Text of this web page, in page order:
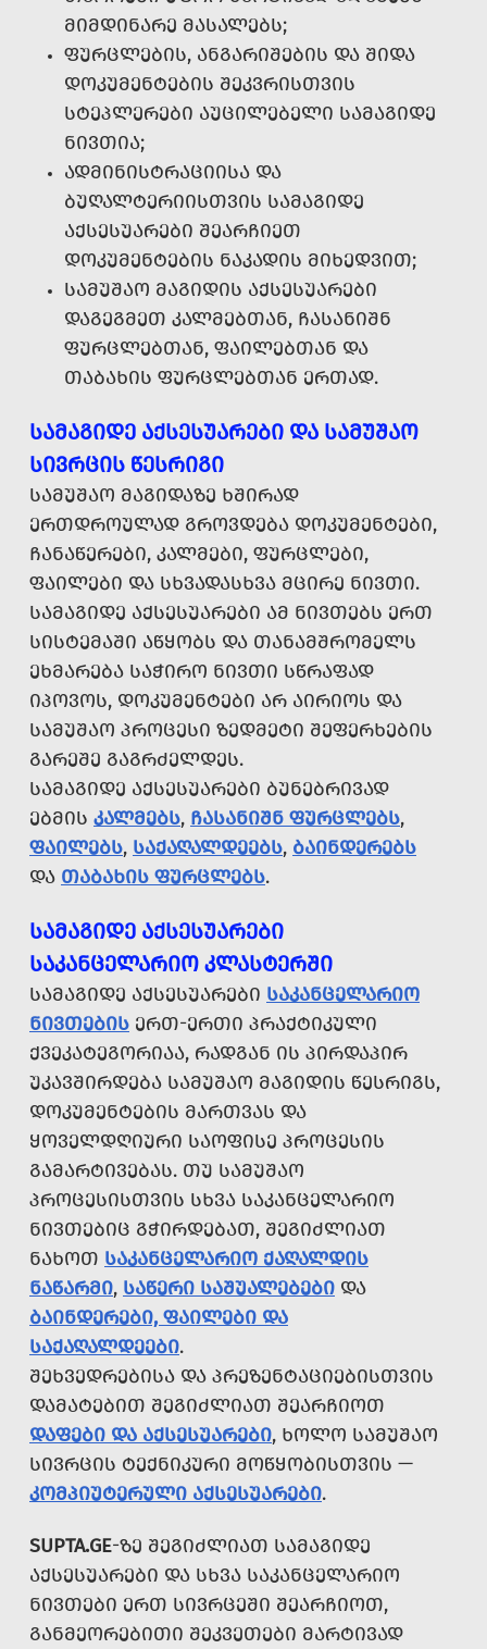
ᲛᲘᲛᲓᲘᲜᲐᲠᲔ ᲛᲐᲡᲐᲚᲔᲑᲡ;
ᲤᲣᲠᲪᲚᲔᲑᲘᲡ, ᲐᲜᲒᲐᲠᲘᲨᲔᲑᲘᲡ ᲓᲐ ᲨᲘᲓᲐ
ᲓᲝᲙᲣᲛᲔᲜᲢᲔᲑᲘᲡ ᲨᲔᲙᲕᲠᲘᲡᲗᲕᲘᲡ
ᲡᲢᲔᲞᲚᲔᲠᲔᲑᲘ ᲐᲣᲪᲘᲚᲔᲑᲔᲚᲘ ᲡᲐᲛᲐᲒᲘᲓᲔ
ᲜᲘᲕᲗᲘᲐ;
ᲐᲓᲛᲘᲜᲘᲡᲢᲠᲐᲪᲘᲘᲡᲐ ᲓᲐ
ᲑᲣᲦᲐᲚᲢᲔᲠᲘᲘᲡᲗᲕᲘᲡ ᲡᲐᲛᲐᲒᲘᲓᲔ
ᲐᲥᲡᲔᲡᲣᲐᲠᲔᲑᲘ ᲨᲔᲐᲠᲩᲘᲔᲗ
ᲓᲝᲙᲣᲛᲔᲜᲢᲔᲑᲘᲡ ᲜᲐᲙᲐᲓᲘᲡ ᲛᲘᲮᲔᲓᲕᲘᲗ;
ᲡᲐᲛᲣᲨᲐᲝ ᲛᲐᲒᲘᲓᲘᲡ ᲐᲥᲡᲔᲡᲣᲐᲠᲔᲑᲘ
ᲓᲐᲒᲔᲒᲛᲔᲗ ᲙᲐᲚᲛᲔᲑᲗᲐᲜ, ᲩᲐᲡᲐᲜᲘᲨᲜ
ᲤᲣᲠᲪᲚᲔᲑᲗᲐᲜ, ᲤᲐᲘᲚᲔᲑᲗᲐᲜ ᲓᲐ
ᲗᲐᲑᲐᲮᲘᲡ ᲤᲣᲠᲪᲚᲔᲑᲗᲐᲜ ᲔᲠᲗᲐᲓ.
ᲡᲐᲛᲐᲒᲘᲓᲔ ᲐᲥᲡᲔᲡᲣᲐᲠᲔᲑᲘ ᲓᲐ ᲡᲐᲛᲣᲨᲐᲝ
ᲡᲘᲕᲠᲪᲘᲡ ᲬᲔᲡᲠᲘᲒᲘ
ᲡᲐᲛᲣᲨᲐᲝ ᲛᲐᲒᲘᲓᲐᲖᲔ ᲮᲨᲘᲠᲐᲓ
ᲔᲠᲗᲓᲠᲝᲣᲚᲐᲓ ᲒᲠᲝᲕᲓᲔᲑᲐ ᲓᲝᲙᲣᲛᲔᲜᲢᲔᲑᲘ,
ᲩᲐᲜᲐᲬᲔᲠᲔᲑᲘ, ᲙᲐᲚᲛᲔᲑᲘ, ᲤᲣᲠᲪᲚᲔᲑᲘ,
ᲤᲐᲘᲚᲔᲑᲘ ᲓᲐ ᲡᲮᲕᲐᲓᲐᲡᲮᲕᲐ ᲛᲪᲘᲠᲔ ᲜᲘᲕᲗᲘ.
ᲡᲐᲛᲐᲒᲘᲓᲔ ᲐᲥᲡᲔᲡᲣᲐᲠᲔᲑᲘ ᲐᲛ ᲜᲘᲕᲗᲔᲑᲡ ᲔᲠᲗ
ᲡᲘᲡᲢᲔᲛᲐᲨᲘ ᲐᲬᲧᲝᲑᲡ ᲓᲐ ᲗᲐᲜᲐᲛᲨᲠᲝᲛᲔᲚᲡ
ᲔᲮᲛᲐᲠᲔᲑᲐ ᲡᲐᲭᲘᲠᲝ ᲜᲘᲕᲗᲘ ᲡᲬᲠᲐᲤᲐᲓ
ᲘᲞᲝᲕᲝᲡ, ᲓᲝᲙᲣᲛᲔᲜᲢᲔᲑᲘ ᲐᲠ ᲐᲘᲠᲘᲝᲡ ᲓᲐ
ᲡᲐᲛᲣᲨᲐᲝ ᲞᲠᲝᲪᲔᲡᲘ ᲖᲔᲓᲛᲔᲢᲘ ᲨᲔᲤᲔᲠᲮᲔᲑᲘᲡ
ᲒᲐᲠᲔᲨᲔ ᲒᲐᲒᲠᲫᲔᲚᲓᲔᲡ.
ᲡᲐᲛᲐᲒᲘᲓᲔ ᲐᲥᲡᲔᲡᲣᲐᲠᲔᲑᲘ ᲑᲣᲜᲔᲑᲠᲘᲕᲐᲓ
ᲔᲑᲛᲘᲡ ᲙᲐᲚᲛᲔᲑᲡ, ᲩᲐᲡᲐᲜᲘᲨᲜ ᲤᲣᲠᲪᲚᲔᲑᲡ,
ᲤᲐᲘᲚᲔᲑᲡ, ᲡᲐᲥᲐᲦᲐᲚᲓᲔᲔᲑᲡ, ᲑᲐᲘᲜᲓᲔᲠᲔᲑᲡ
ᲓᲐ ᲗᲐᲑᲐᲮᲘᲡ ᲤᲣᲠᲪᲚᲔᲑᲡ.
ᲡᲐᲛᲐᲒᲘᲓᲔ ᲐᲥᲡᲔᲡᲣᲐᲠᲔᲑᲘ
ᲡᲐᲙᲐᲜᲪᲔᲚᲐᲠᲘᲝ ᲙᲚᲐᲡᲢᲔᲠᲨᲘ
ᲡᲐᲛᲐᲒᲘᲓᲔ ᲐᲥᲡᲔᲡᲣᲐᲠᲔᲑᲘ ᲡᲐᲙᲐᲜᲪᲔᲚᲐᲠᲘᲝ
ᲜᲘᲕᲗᲔᲑᲘᲡ ᲔᲠᲗ-ᲔᲠᲗᲘ ᲞᲠᲐᲥᲢᲘᲙᲣᲚᲘ
ᲥᲕᲔᲙᲐᲢᲔᲒᲝᲠᲘᲐᲐ, ᲠᲐᲓᲒᲐᲜ ᲘᲡ ᲞᲘᲠᲓᲐᲞᲘᲠ
ᲣᲙᲐᲕᲨᲘᲠᲓᲔᲑᲐ ᲡᲐᲛᲣᲨᲐᲝ ᲛᲐᲒᲘᲓᲘᲡ ᲬᲔᲡᲠᲘᲒᲡ,
ᲓᲝᲙᲣᲛᲔᲜᲢᲔᲑᲘᲡ ᲛᲐᲠᲗᲕᲐᲡ ᲓᲐ
ᲧᲝᲕᲔᲚᲓᲦᲘᲣᲠᲘ ᲡᲐᲝᲤᲘᲡᲔ ᲞᲠᲝᲪᲔᲡᲘᲡ
ᲒᲐᲛᲐᲠᲢᲘᲕᲔᲑᲐᲡ. ᲗᲣ ᲡᲐᲛᲣᲨᲐᲝ
ᲞᲠᲝᲪᲔᲡᲘᲡᲗᲕᲘᲡ ᲡᲮᲕᲐ ᲡᲐᲙᲐᲜᲪᲔᲚᲐᲠᲘᲝ
ᲜᲘᲕᲗᲔᲑᲘᲪ ᲒᲭᲘᲠᲓᲔᲑᲐᲗ, ᲨᲔᲒᲘᲫᲚᲘᲐᲗ
ᲜᲐᲮᲝᲗ ᲡᲐᲙᲐᲜᲪᲔᲚᲐᲠᲘᲝ ᲥᲐᲦᲐᲚᲓᲘᲡ
ᲜᲐᲬᲐᲠᲛᲘ, ᲡᲐᲬᲔᲠᲘ ᲡᲐᲨᲣᲐᲚᲔᲑᲔᲑᲘ ᲓᲐ
ᲑᲐᲘᲜᲓᲔᲠᲔᲑᲘ, ᲤᲐᲘᲚᲔᲑᲘ ᲓᲐ
ᲡᲐᲥᲐᲦᲐᲚᲓᲔᲔᲑᲘ.
ᲨᲔᲮᲕᲔᲓᲠᲔᲑᲘᲡᲐ ᲓᲐ ᲞᲠᲔᲖᲔᲜᲢᲐᲪᲘᲔᲑᲘᲡᲗᲕᲘᲡ
ᲓᲐᲛᲐᲢᲔᲑᲘᲗ ᲨᲔᲒᲘᲫᲚᲘᲐᲗ ᲨᲔᲐᲠᲩᲘᲝᲗ
ᲓᲐᲤᲔᲑᲘ ᲓᲐ ᲐᲥᲡᲔᲡᲣᲐᲠᲔᲑᲘ, ᲮᲝᲚᲝ ᲡᲐᲛᲣᲨᲐᲝ
ᲡᲘᲕᲠᲪᲘᲡ ᲢᲔᲥᲜᲘᲙᲣᲠᲘ ᲛᲝᲬᲧᲝᲑᲘᲡᲗᲕᲘᲡ —
ᲙᲝᲛᲞᲘᲣᲢᲔᲠᲣᲚᲘ ᲐᲥᲡᲔᲡᲣᲐᲠᲔᲑᲘ.
SUPTA.GE-ᲖᲔ ᲨᲔᲒᲘᲫᲚᲘᲐᲗ ᲡᲐᲛᲐᲒᲘᲓᲔ
ᲐᲥᲡᲔᲡᲣᲐᲠᲔᲑᲘ ᲓᲐ ᲡᲮᲕᲐ ᲡᲐᲙᲐᲜᲪᲔᲚᲐᲠᲘᲝ
ᲜᲘᲕᲗᲔᲑᲘ ᲔᲠᲗ ᲡᲘᲕᲠᲪᲔᲨᲘ ᲨᲔᲐᲠᲩᲘᲝᲗ,
ᲒᲐᲜᲛᲔᲝᲠᲔᲑᲘᲗᲘ ᲨᲔᲙᲕᲔᲗᲔᲑᲘ ᲛᲐᲠᲢᲘᲕᲐᲓ